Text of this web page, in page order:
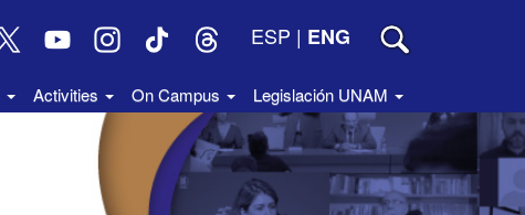
ESP | ENG
Activities On Campus Legislación UNAM